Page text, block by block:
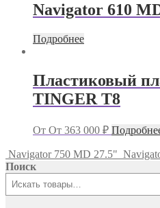
Navigator 610
Подробнее
Пластиковый
TINGER T8
От От 363 000 ₽
Navigator 750 MD 27.5"
Поиск